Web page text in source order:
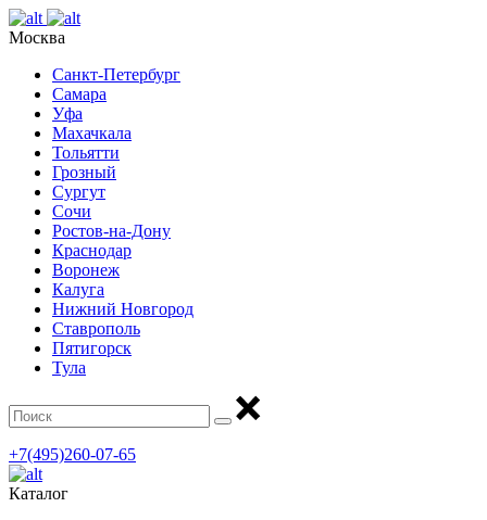
Москва
Санкт-Петербург
Самара
Уфа
Махачкала
Тольятти
Грозный
Сургут
Сочи
Ростов-на-Дону
Краснодар
Воронеж
Калуга
Нижний Новгород
Ставрополь
Пятигорск
Тула
+7(495)260-07-65
Каталог